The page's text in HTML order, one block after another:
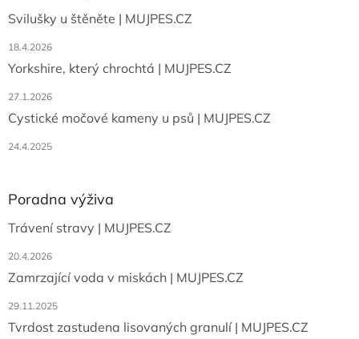
Svilušky u štěněte | MUJPES.CZ
18.4.2026
Yorkshire, který chrochtá | MUJPES.CZ
27.1.2026
Cystické močové kameny u psů | MUJPES.CZ
24.4.2025
Poradna výživa
Trávení stravy | MUJPES.CZ
20.4.2026
Zamrzající voda v miskách | MUJPES.CZ
29.11.2025
Tvrdost zastudena lisovaných granulí | MUJPES.CZ